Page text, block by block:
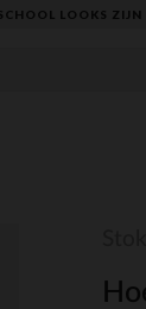
LOOKS ZIJN